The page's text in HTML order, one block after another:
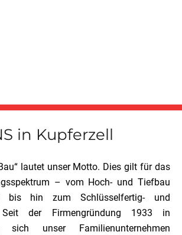
in Kupferzell
lautet unser Motto. Dies gilt für das
– vom Hoch- und Tiefbau
bis hin zum Schlüsselfertig- und
Seit der Firmengründung 1933 in
unser Familienunternehmen